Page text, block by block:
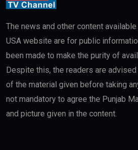
The news and other content available
USA website are for public
been made to make the purity of
Despite this, the readers are
of the material given before taking
not mandatory to agree the Punjab
and picture given in the content.